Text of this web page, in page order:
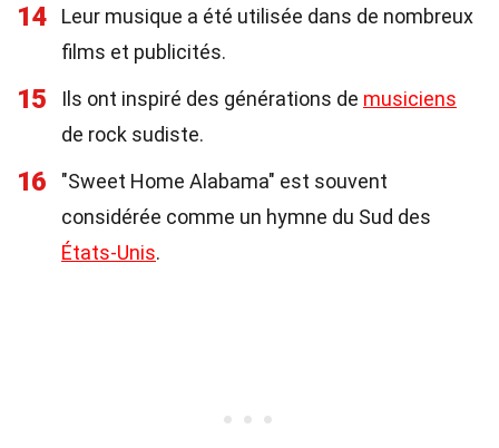
14
Leur musique a été utilisée dans de nombreux
films et publicités.
15 Ils ont inspiré des générations de musiciens
de rock sudiste.
16
"Sweet Home Alabama" est souvent
considérée comme un hymne du Sud des
États-Unis.